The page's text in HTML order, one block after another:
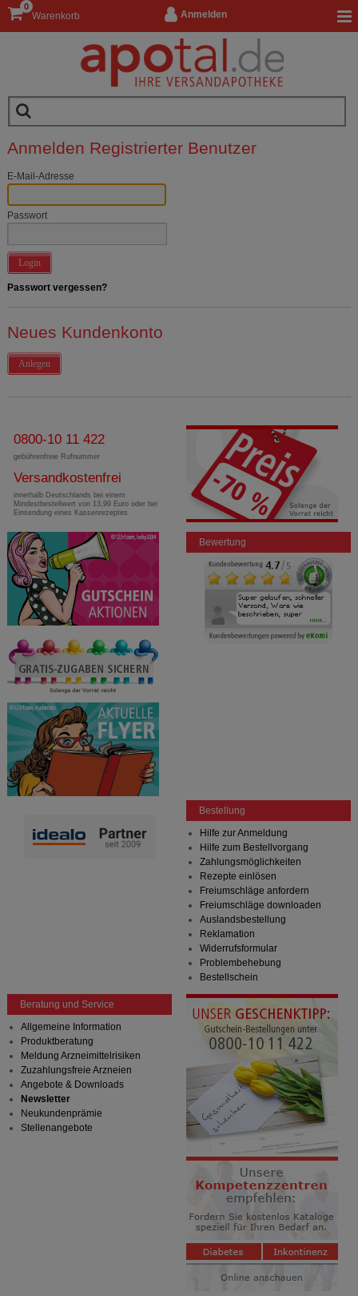
Anmelden
Warenkorb
0
Anmelden Registrierter Benutzer
E-Mail-Adresse
Passwort
Login
Passwort vergessen?
Neues Kundenkonto
Anlegen
0800-10 11 422
gebührenfreie Rufnummer
Versandkostenfrei
innerhalb Deutschlands bei einem
Mindestbestellwert von 13,99 Euro oder bei
Einsendung eines Kassenrezeptes
Bewertung
Bestellung
Hilfe zur Anmeldung
Hilfe zum Bestellvorgang
Zahlungsmöglichkeiten
Rezepte einlösen
Freiumschläge anfordern
Freiumschläge downloaden
Auslandsbestellung
Reklamation
Widerrufsformular
Problembehebung
Bestellschein
Beratung und Service
Allgemeine Information
Produktberatung
Meldung Arzneimittelrisiken
Zuzahlungsfreie Arzneien
Angebote & Downloads
Newsletter
Neukundenprämie
Stellenangebote